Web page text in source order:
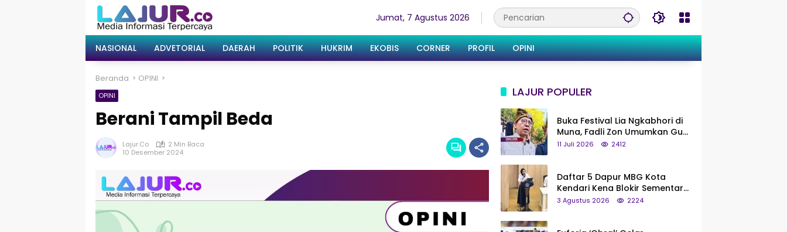
Jumat, 7 Agustus 2026
NASIONAL ADVETORIAL DAERAH POLITIK HUKRIM EKOBIS CORNER PROFIL OPINI
Beranda OPINI
OPINI
Berani Tampil Beda
Lajur.co
2 Min Baca
10 Desember 2024
LAJUR POPULER
Buka Festival Lia Ngkabhori di
Muna, Fadli Zon Umumkan Gua
Metanduno Segera Naik Status
11 Juli 2026 2412
Daftar 5 Dapur MBG Kota
Kendari Kena Blokir Sementara
dari Pusat
3 Agustus 2026 2224